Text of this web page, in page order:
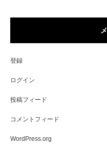
登録
ログイン
投稿フィード
コメントフィード
WordPress.org